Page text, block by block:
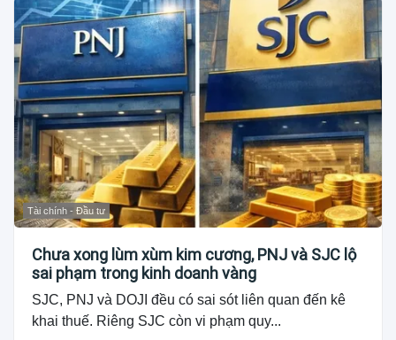
Tài chính - Đầu tư
Chưa xong lùm xùm kim cương, PNJ và SJC lộ
sai phạm trong kinh doanh vàng
SJC, PNJ và DOJI đều có sai sót liên quan đến kê
khai thuế. Riêng SJC còn vi phạm quy...